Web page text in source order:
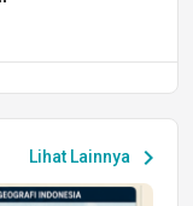
Lihat Lainnya chevron_right